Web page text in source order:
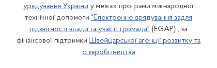
урядування України у межах програми міжнародної
технічної допомоги "Електронне врядування задля
підзвітності влади та участі громади" (EGAP) , за
фінансової підтримки Швейцарської агенції розвитку та
співробітництва